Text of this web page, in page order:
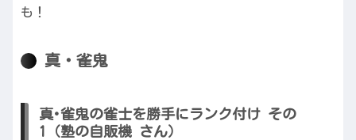
も！
真・雀鬼
真･雀鬼の雀士を勝手にランク付け その
1（塾の自販機 さん）